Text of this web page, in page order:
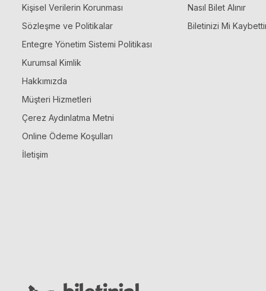
Kişisel Verilerin Korunması
Sözleşme ve Politikalar
Entegre Yönetim Sistemi Politikası
Kurumsal Kimlik
Hakkımızda
Müşteri Hizmetleri
Çerez Aydınlatma Metni
Online Ödeme Koşulları
İletişim
Nasıl Bilet Alınır
Biletinizi Mi